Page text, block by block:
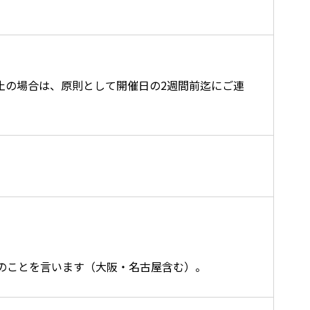
場合は、原則として開催日の2週間前迄にご連
とを言います（大阪・名古屋含む）。